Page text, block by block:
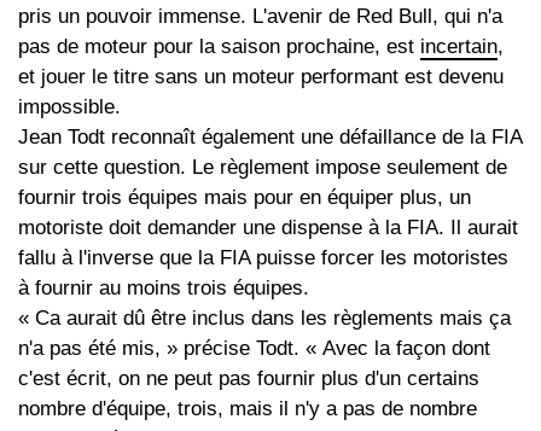
pris un pouvoir immense. L'avenir de Red Bull, qui n'a
pas de moteur pour la saison prochaine, est incertain,
et jouer le titre sans un moteur performant est devenu
impossible.
Jean Todt reconnaît également une défaillance de la FIA
sur cette question. Le règlement impose seulement de
fournir trois équipes mais pour en équiper plus, un
motoriste doit demander une dispense à la FIA. Il aurait
fallu à l'inverse que la FIA puisse forcer les motoristes
à fournir au moins trois équipes.
« Ca aurait dû être inclus dans les règlements mais ça
n'a pas été mis, » précise Todt. « Avec la façon dont
c'est écrit, on ne peut pas fournir plus d'un certains
nombre d'équipe, trois, mais il n'y a pas de nombre